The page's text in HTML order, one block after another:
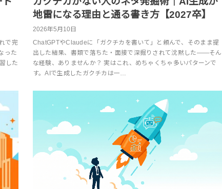
で完
った
した
地雷になる理由と通る書き方【2027卒】
2026年5月10日
ChatGPTやClaudeに「ガクチカを書いて」と頼んで、そのまま提
出した結果、書類で落ちた・面接で深掘りされて沈黙した——そん
な経験、ありませんか？ 実はこれ、めちゃくちゃ多いパターンで
す。AIで生成したガクチカは一…